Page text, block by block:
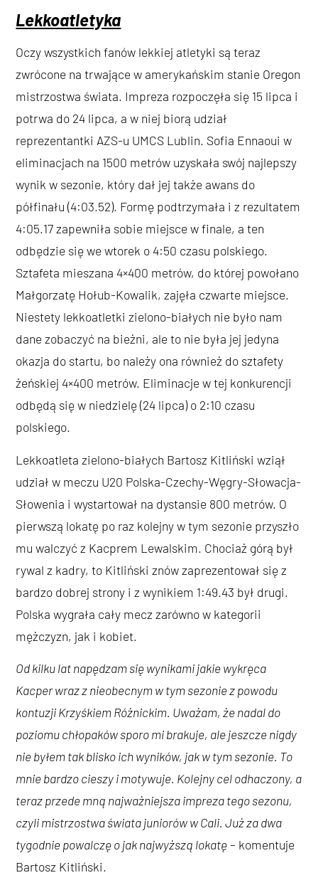
Lekkoatletyka
Oczy wszystkich fanów lekkiej atletyki są teraz
zwrócone na trwające w amerykańskim stanie Oregon
mistrzostwa świata. Impreza rozpoczęła się 15 lipca i
potrwa do 24 lipca, a w niej biorą udział
reprezentantki AZS-u UMCS Lublin. Sofia Ennaoui w
eliminacjach na 1500 metrów uzyskała swój najlepszy
wynik w sezonie, który dał jej także awans do
półfinału (4:03.52). Formę podtrzymała i z rezultatem
4:05.17 zapewniła sobie miejsce w finale, a ten
odbędzie się we wtorek o 4:50 czasu polskiego.
Sztafeta mieszana 4×400 metrów, do której powołano
Małgorzatę Hołub-Kowalik, zajęła czwarte miejsce.
Niestety lekkoatletki zielono-białych nie było nam
dane zobaczyć na bieżni, ale to nie była jej jedyna
okazja do startu, bo należy ona również do sztafety
żeńskiej 4×400 metrów. Eliminacje w tej konkurencji
odbędą się w niedzielę (24 lipca) o 2:10 czasu
polskiego.
Lekkoatleta zielono-białych Bartosz Kitliński wziął
udział w meczu U20 Polska-Czechy-Węgry-Słowacja-
Słowenia i wystartował na dystansie 800 metrów. O
pierwszą lokatę po raz kolejny w tym sezonie przyszło
mu walczyć z Kacprem Lewalskim. Chociaż górą był
rywal z kadry, to Kitliński znów zaprezentował się z
bardzo dobrej strony i z wynikiem 1:49.43 był drugi.
Polska wygrała cały mecz zarówno w kategorii
mężczyzn, jak i kobiet.
Od kilku lat napędzam się wynikami jakie wykręca
Kacper wraz z nieobecnym w tym sezonie z powodu
kontuzji Krzyśkiem Różnickim. Uważam, że nadal do
poziomu chłopaków sporo mi brakuje, ale jeszcze nigdy
nie byłem tak blisko ich wyników, jak w tym sezonie. To
mnie bardzo cieszy i motywuje. Kolejny cel odhaczony, a
teraz przede mną najważniejsza impreza tego sezonu,
czyli mistrzostwa świata juniorów w Cali. Już za dwa
tygodnie powalczę o jak najwyższą lokatę– komentuje
Bartosz Kitliński.